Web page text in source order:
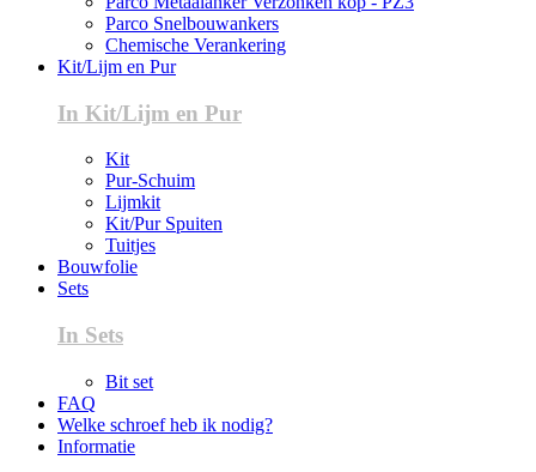
Parco Snelbouwankers
Chemische Verankering
Kit/Lijm en Pur
In Kit/Lijm en Pur
Kit
Pur-Schuim
Lijmkit
Kit/Pur Spuiten
Tuitjes
Bouwfolie
Sets
In Sets
Bit set
FAQ
Welke schroef heb ik nodig?
Informatie